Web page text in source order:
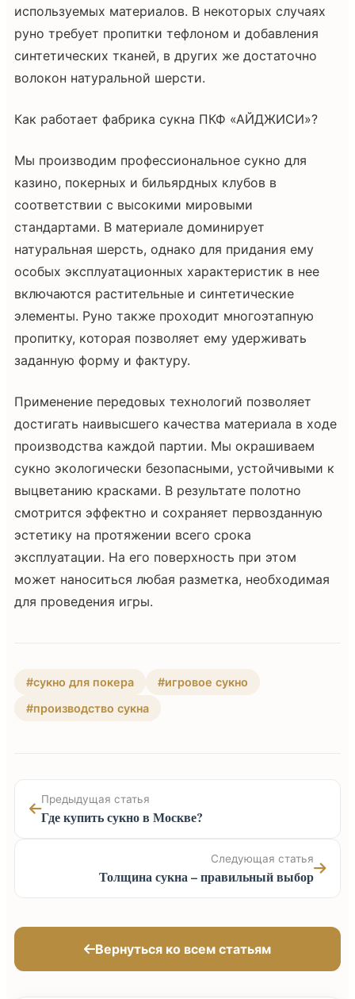
используемых материалов. В некоторых случаях
руно требует пропитки тефлоном и добавления
синтетических тканей, в других же достаточно
волокон натуральной шерсти.
Как работает фабрика сукна ПКФ «АЙДЖИСИ»?
Мы производим профессиональное сукно для
казино, покерных и бильярдных клубов в
соответствии с высокими мировыми
стандартами. В материале доминирует
натуральная шерсть, однако для придания ему
особых эксплуатационных характеристик в нее
включаются растительные и синтетические
элементы. Руно также проходит многоэтапную
пропитку, которая позволяет ему удерживать
заданную форму и фактуру.
Применение передовых технологий позволяет
достигать наивысшего качества материала в ходе
производства каждой партии. Мы окрашиваем
сукно экологически безопасными, устойчивыми к
выцветанию красками. В результате полотно
смотрится эффектно и сохраняет первозданную
эстетику на протяжении всего срока
эксплуатации. На его поверхность при этом
может наноситься любая разметка, необходимая
для проведения игры.
#сукно для покера
#игровое сукно
#производство сукна
Предыдущая статья
Где купить сукно в Москве?
Следующая статья
Толщина сукна – правильный выбор
Вернуться ко всем статьям